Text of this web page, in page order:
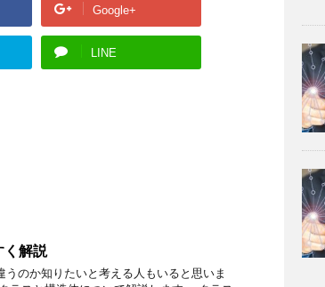
Google+
LINE
く解説
のか知りたいと考える人もいると思いま